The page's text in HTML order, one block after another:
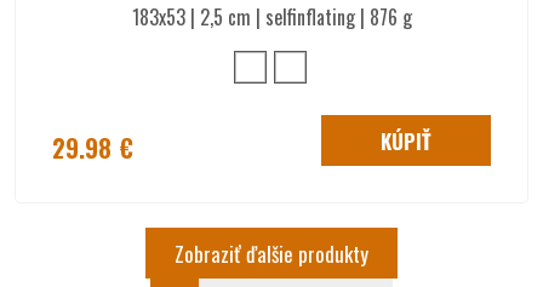
183x53 | 2,5 cm | selfinflating | 876 g
29.98 € KÚPIŤ
Zobraziť ďalšie produkty